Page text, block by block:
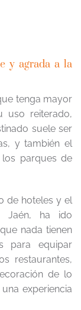
y agrada a la
tenga mayor
uso reiterado,
suele ser
y también el
parques de
de hoteles y el
Jaén, ha ido
nada tienen
para equipar
restaurantes,
de lo
experiencia